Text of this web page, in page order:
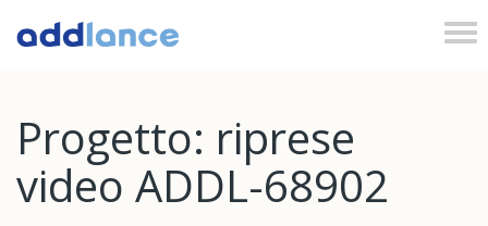
Progetto: riprese
video ADDL-68902